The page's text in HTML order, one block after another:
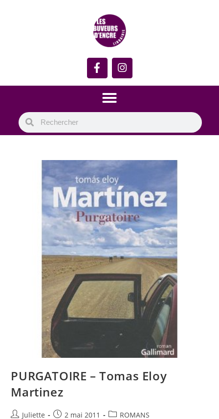
PURGATOIRE – Tomas Eloy
Martinez
Juliette 2 mai 2011 ROMANS